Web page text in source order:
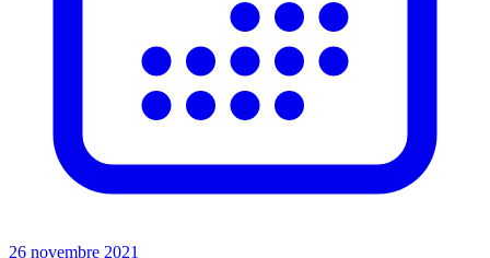
26 novembre 2021